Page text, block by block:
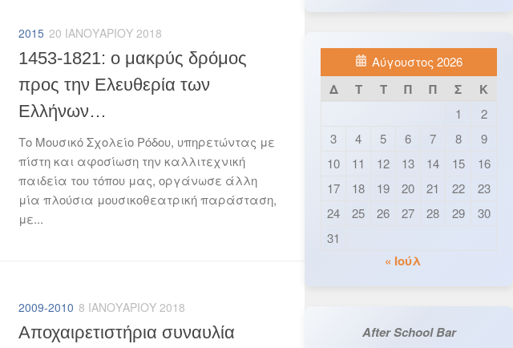
2015 20 ΙΑΝΟΥΑΡΊΟΥ 2018
1453-1821: ο μακρύς δρόμος
προς την Ελευθερία των
Ελλήνων…
Το Μουσικό Σχολείο Ρόδου, υπηρετώντας με
πίστη και αφοσίωση την καλλιτεχνική
παιδεία του τόπου μας, οργάνωσε άλλη
μία πλούσια μουσικοθεατρική παράσταση,
με...
2009-2010 8 ΙΑΝΟΥΑΡΊΟΥ 2018
Αποχαιρετιστήρια συναυλία
Αύγουστος 2026
Δ Τ Τ Π Π Σ Κ
1
2
3
4 5 6 7 8
9
10
11 12 13 14 15
16
17
18 19 20 21 22
23
24
25 26 27 28 29
30
31
« Ιούλ
After School Bar